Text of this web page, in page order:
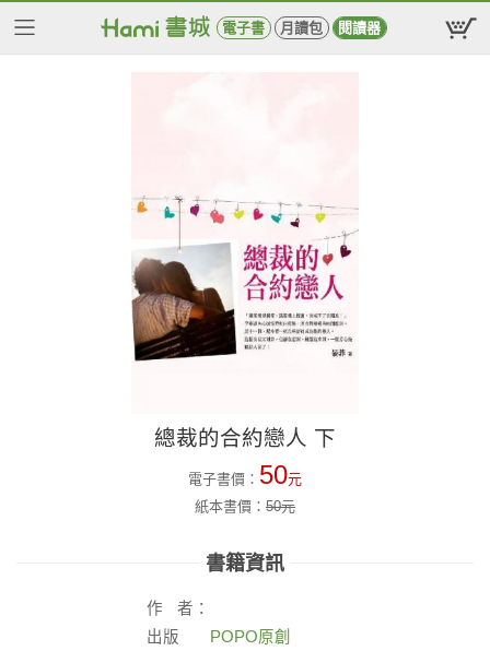
電子書 月讀包 閱讀器
總裁的合約戀人 下
電子書價： 50元
紙本書價： 50元
書籍資訊
作
者：
出版
POPO原創